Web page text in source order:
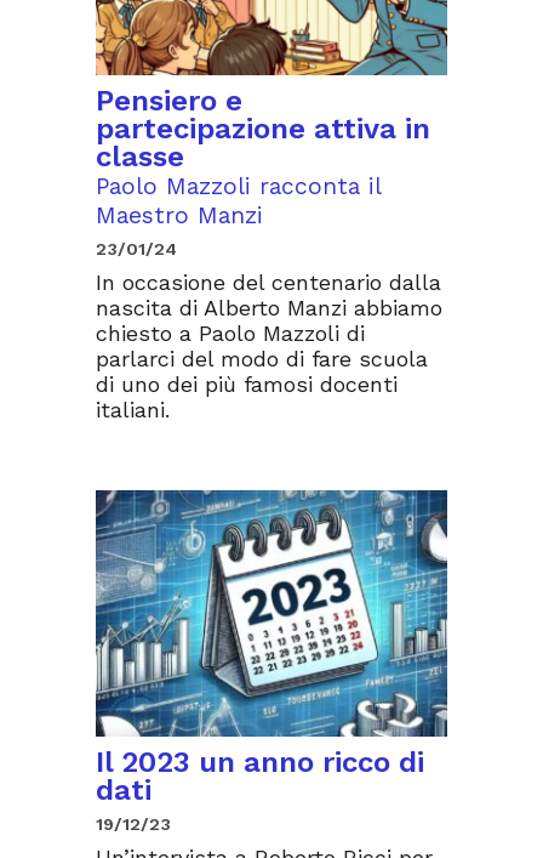
Pensiero e
partecipazione attiva in
classe
Paolo Mazzoli racconta il
Maestro Manzi
23/01/24
In occasione del centenario dalla
nascita di Alberto Manzi abbiamo
chiesto a Paolo Mazzoli di
parlarci del modo di fare scuola
di uno dei più famosi docenti
italiani.
Il 2023 un anno ricco di
dati
19/12/23